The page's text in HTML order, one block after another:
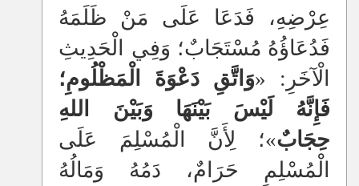
عِرْضِهِ، فَدَعَا عَلَى مَنْ ظَلَمَهُ
فَدُعَاؤُهُ مُسْتَجَابٌ؛ وَفِي الْحَدِيثِ
الْآخَرِ: «وَاتَّقِ دَعْوَةَ الْمَظْلُومِ؛
فَإِنَّهُ لَيْسَ بَيْنَهَا وَبَيْنَ اللهِ
حِجَابٌ»؛ لِأَنَّ الْمُسْلِمَ عَلَى
الْمُسْلِمِ حَرَامٌ، دَمُهُ وَمَالُهُ